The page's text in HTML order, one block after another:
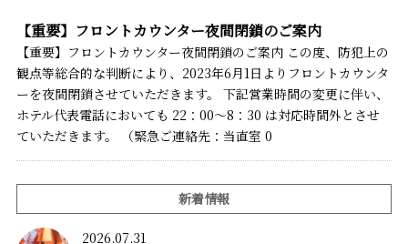
【重要】フロントカウンター夜間閉鎖のご案内
【重要】フロントカウンター夜間閉鎖のご案内 この度、防犯上の
観点等総合的な判断により、2023年6月1日よりフロントカウンタ
ーを夜間閉鎖させていただきます。 下記営業時間の変更に伴い、
ホテル代表電話においても 22：00～8：30 は対応時間外とさせ
ていただきます。 （緊急ご連絡先：当直室 0
新着情報
2026.07.31